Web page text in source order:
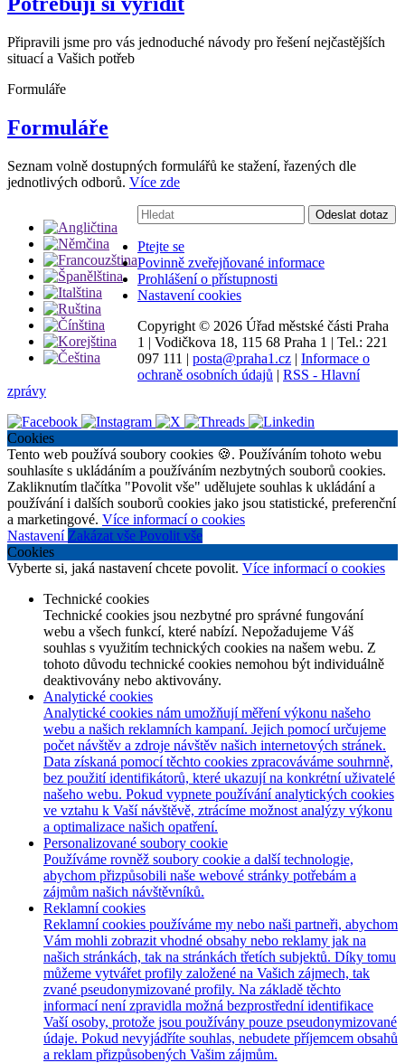
Připravili jsme pro vás jednoduché návody pro řešení nejčastějších
situací a Vašich potřeb
Formuláře
Formuláře
Seznam volně dostupných formulářů ke stažení, řazených dle
jednotlivých odborů. Více zde
Vyhledávání:
Odeslat dotaz
Ptejte se
Povinně zveřejňované informace
Prohlášení o přístupnosti
Nastavení cookies
Copyright © 2026 Úřad městské části Praha
1 | Vodičkova 18, 115 68 Praha 1 | Tel.: 221
097 111 | posta@praha1.cz | Informace o
ochraně osobních údajů | RSS - Hlavní
zprávy
Cookies
Tento web používá soubory cookies 🍪. Používáním tohoto webu
souhlasíte s ukládáním a používáním nezbytných souborů cookies.
Zakliknutím tlačítka "Povolit vše" udělujete souhlas k ukládání a
používání i dalších souborů cookies jako jsou statistické, preferenční
a marketingové. Více informací o cookies
Nastavení Zakázat vše Povolit vše
Cookies
Vyberte si, jaká nastavení chcete povolit. Více informací o cookies
Technické cookies
Technické cookies jsou nezbytné pro správné fungování
webu a všech funkcí, které nabízí. Nepožadujeme Váš
souhlas s využitím technických cookies na našem webu. Z
tohoto důvodu technické cookies nemohou být individuálně
deaktivovány nebo aktivovány.
Analytické cookies
Analytické cookies nám umožňují měření výkonu našeho
webu a našich reklamních kampaní. Jejich pomocí určujeme
počet návštěv a zdroje návštěv našich internetových stránek.
Data získaná pomocí těchto cookies zpracováváme souhrnně,
bez použití identifikátorů, které ukazují na konkrétní uživatelé
našeho webu. Pokud vypnete používání analytických cookies
ve vztahu k Vaší návštěvě, ztrácíme možnost analýzy výkonu
a optimalizace našich opatření.
Personalizované soubory cookie
Používáme rovněž soubory cookie a další technologie,
abychom přizpůsobili naše webové stránky potřebám a
zájmům našich návštěvníků.
Reklamní cookies
Reklamní cookies používáme my nebo naši partneři, abychom
Vám mohli zobrazit vhodné obsahy nebo reklamy jak na
našich stránkách, tak na stránkách třetích subjektů. Díky tomu
můžeme vytvářet profily založené na Vašich zájmech, tak
zvané pseudonymizované profily. Na základě těchto
informací není zpravidla možná bezprostřední identifikace
Vaší osoby, protože jsou používány pouze pseudonymizované
údaje. Pokud nevyjádříte souhlas, nebudete příjemcem obsahů
a reklam přizpůsobených Vašim zájmům.